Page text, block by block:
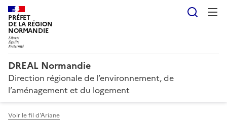
PRÉFET
DE LA RÉGION
NORMANDIE
DREAL Normandie
Direction régionale de l’environnement, de
l’aménagement et du logement
Voir le fil d'Ariane